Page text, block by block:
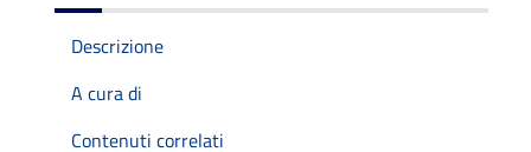
Descrizione
A cura di
Contenuti correlati